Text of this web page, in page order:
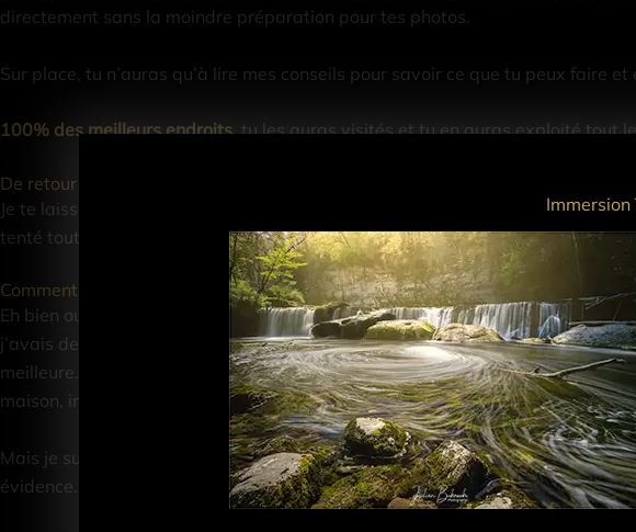
directement sans la moindre préparation pour tes photos.
Sur place, tu n’auras qu’à lire mes conseils pour savoir ce que tu peux faire
100% des meilleurs endroits, tu les auras visités et tu en auras exploité tout
De retour à la maison
Je te laisse imaginer quand tu seras de retour à la maison avec les bonnes
tenté tout ce que tu pouvais pour avoir la plus belle photo de ta vie.
Comment j'ai trouvé cette solution...
Eh bien oui,
j’étais dans la même situationque toi. Pour chacun de mes
j’avais des idées très vagues de où je devais aller. Ensuite, il me fallait un
meilleure. Bref, j’étais toujours déçu de ce que j’obtenais. Arrivé à la
maison, impossible de rattraper le coup. Je savais que je devrai repartir faire
Mais je suis
. Cette qualité ne m’aide pas toujours, mais cette
évidence.